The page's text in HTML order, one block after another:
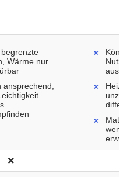
Wärme nur
ansprechend,